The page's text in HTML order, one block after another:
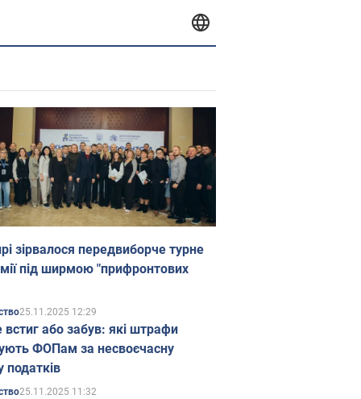
зірвалося передвиборче турне
під ширмою "прифронтових
25.11.2025 12:29
встиг або забув: які штрафи
ФОПам за несвоєчасну
податків
25.11.2025 11:32